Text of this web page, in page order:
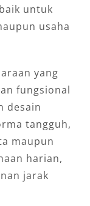
untuk
usaha
yang
fungsional
desain
tangguh,
maupun
harian,
jarak